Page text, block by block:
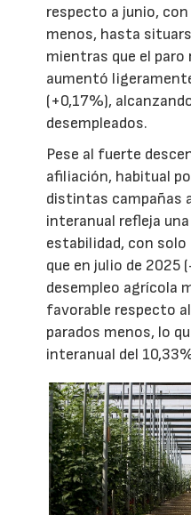
respecto a junio,
menos, hasta
mientras que el
aumentó
(+0,17%),
desempleados.
Pese al fuerte
afiliación, habitual
distintas campañas
interanual refleja
estabilidad, con
que en julio de 2025
desempleo agrícola
favorable respecto
parados menos, lo
interanual del